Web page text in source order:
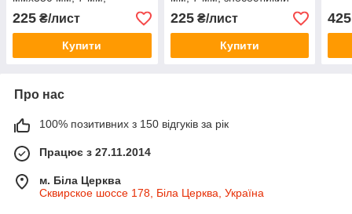
зносостійкий каучук
225 ₴/лист
Купити
каучук
225₴/лист
Купити
425
Про нас
100% позитивних з 150 відгуків за рік
Працює з 27.11.2014
м. Біла Церква
Сквирское шоссе 178, Біла Церква, Україна